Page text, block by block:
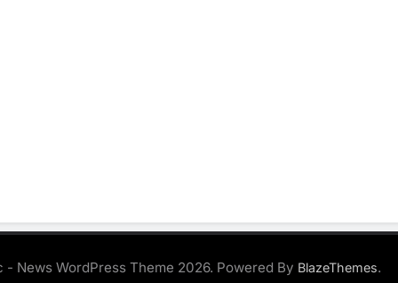
- News WordPress Theme 2026. Powered By BlazeThemes.